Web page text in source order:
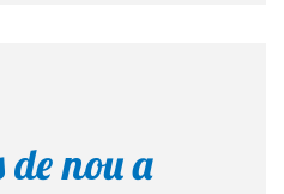
nou a